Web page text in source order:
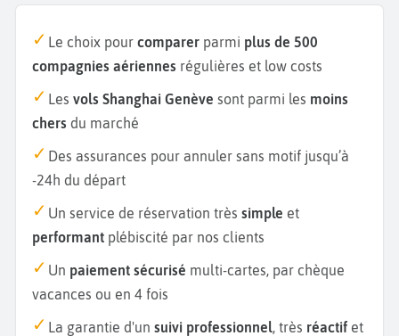
Le choix pour comparer parmi plus de 500
compagnies aériennes régulières et low costs
Les vols Shanghai Genève sont parmi les moins
chers du marché
Des assurances pour annuler sans motif jusqu’à
-24h du départ
Un service de réservation très simple et
performant plébiscité par nos clients
Un paiement sécurisé multi-cartes, par chèque
vacances ou en 4 fois
La garantie d'un suivi professionnel, très réactif et